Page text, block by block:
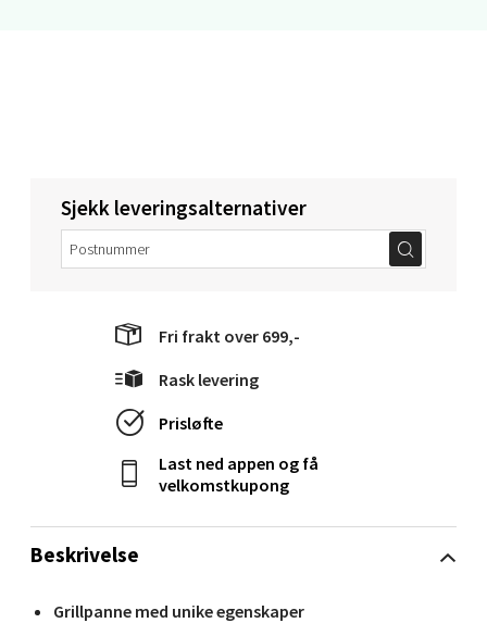
Beskrivelse
Grillpanne med unike egenskaper
Sjekk leveringsalternativer
Fri frakt over 699,-
Rask levering
Prisløfte
Last ned appen og få
velkomstkupong
Torget 1, 6413 Molde
Åpent i dag 10-20
Narvik - Thon Senter Malmporten
Åpent i dag 10-20
0 i butikk